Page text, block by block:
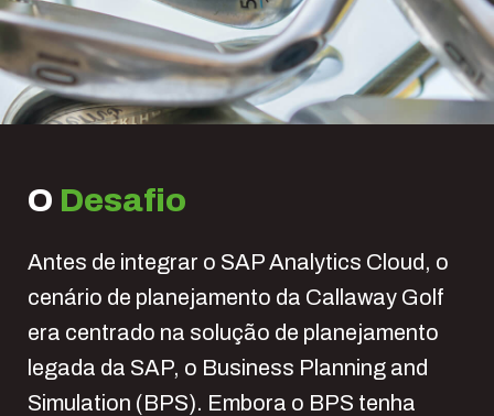
O Desafio
Antes de integrar o SAP Analytics Cloud, o
cenário de planejamento da Callaway Golf
era centrado na solução de planejamento
legada da SAP, o Business Planning and
Simulation (BPS). Embora o BPS tenha